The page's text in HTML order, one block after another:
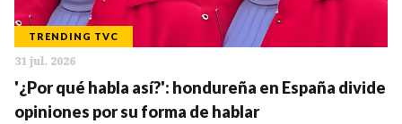
TRENDING TVC
31 jul. 2026
'¿Por qué habla así?': hondureña en España divide
opiniones por su forma de hablar